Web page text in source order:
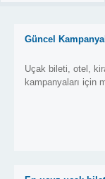
Güncel
Uçak bileti, otel,
kampanyaları için